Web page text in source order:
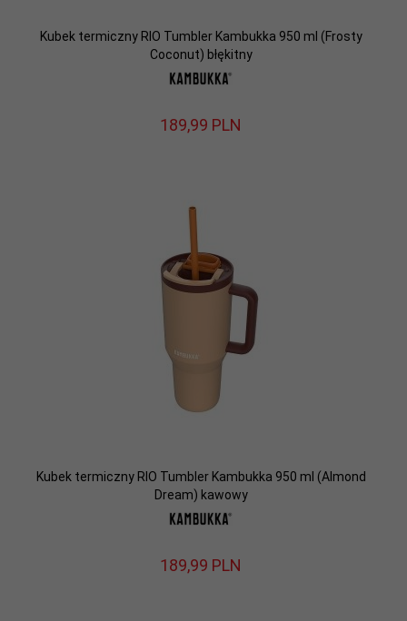
Kubek termiczny RIO Tumbler Kambukka 950 ml (Frosty
Coconut) błękitny
189,99 PLN
Kubek termiczny RIO Tumbler Kambukka 950 ml (Almond
Dream) kawowy
189,99 PLN